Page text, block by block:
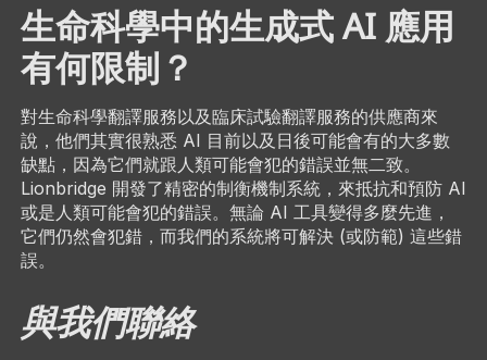
生命科學中的生成式 AI 應用
有何限制？
對生命科學翻譯服務以及臨床試驗翻譯服務的供應商來
說，他們其實很熟悉 AI 目前以及日後可能會有的大多數
缺點，因為它們就跟人類可能會犯的錯誤並無二致。
Lionbridge 開發了精密的制衡機制系統，來抵抗和預防 AI
或是人類可能會犯的錯誤。無論 AI 工具變得多麼先進，
它們仍然會犯錯，而我們的系統將可解決 (或防範) 這些錯
誤。
與我們聯絡